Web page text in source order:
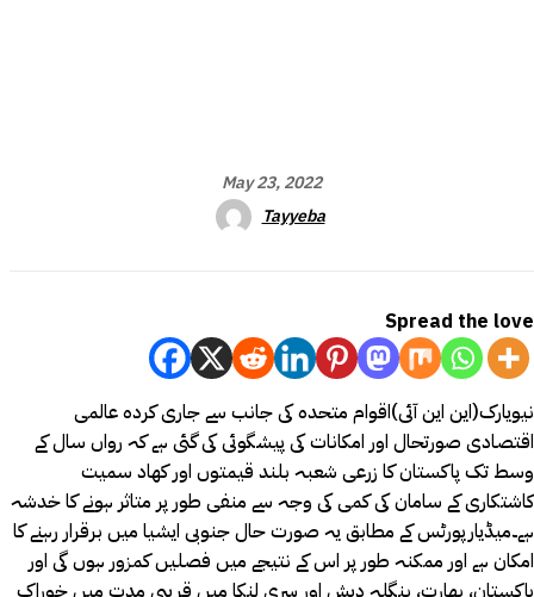
May 23, 2022
Tayyeba
Spread the love
اقتصادی صورتحال اور امکانات کی پیشگوئی کی گئی ہے کہ رواں سال کے
وسط تک پاکستان کا زرعی شعبہ بلند قیمتوں اور کھاد سمیت
کاشتکاری کے سامان کی کمی کی وجہ سے منفی طور پر متاثر ہونے کا خدشہ
ہے۔میڈیارپورٹس کے مطابق یہ صورت حال جنوبی ایشیا میں برقرار رہنے کا
امکان ہے اور ممکنہ طور پر اس کے نتیجے میں فصلیں کمزور ہوں گی اور
پاکستان، بھارت، بنگلہ دیش اور سری لنکا میں قریبی مدت میں خوراک